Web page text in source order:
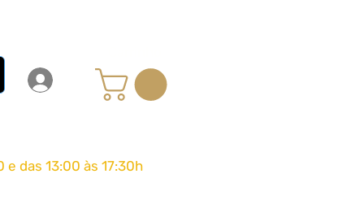
das 13:00 às 17:30h